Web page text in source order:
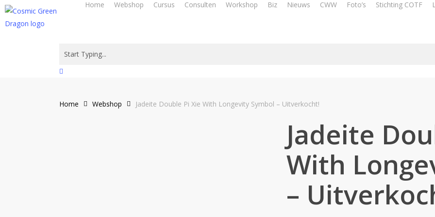
Skip
Home Webshop Cursus Consulten Workshop Biz Nieuws CWW Foto’s Stichting COTF
Close
Home Webshop Jadeite Double Pi Xie With Longevity Symbol – Uitverkocht!
Jadeite
With
–